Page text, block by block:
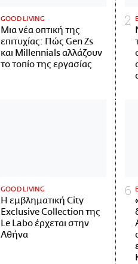
GOOD LIVING
Μια νέα οπτική της
επιτυχίας: Πώς Gen Zs
και Millennials αλλάζουν
το τοπίο της εργασίας
GOOD LIVING
Η εμβληματική City
Exclusive Collection της
Le Labo έρχεται στην
Αθήνα